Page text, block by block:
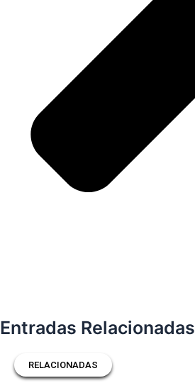
Entradas Relacionadas
RELACIONADAS